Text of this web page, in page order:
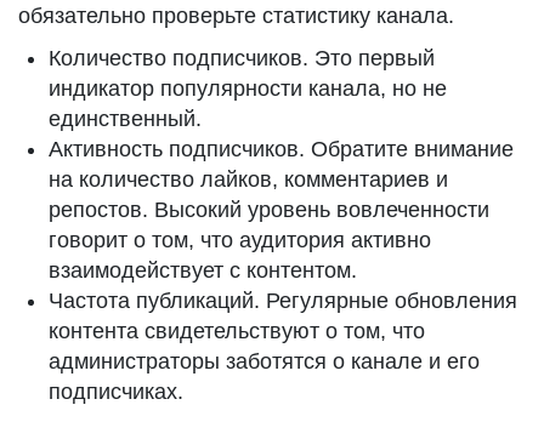
обязательно проверьте статистику канала.
Количество подписчиков. Это первый
индикатор популярности канала, но не
единственный.
Активность подписчиков. Обратите внимание
на количество лайков, комментариев и
репостов. Высокий уровень вовлеченности
говорит о том, что аудитория активно
взаимодействует с контентом.
Частота публикаций. Регулярные обновления
контента свидетельствуют о том, что
администраторы заботятся о канале и его
подписчиках.